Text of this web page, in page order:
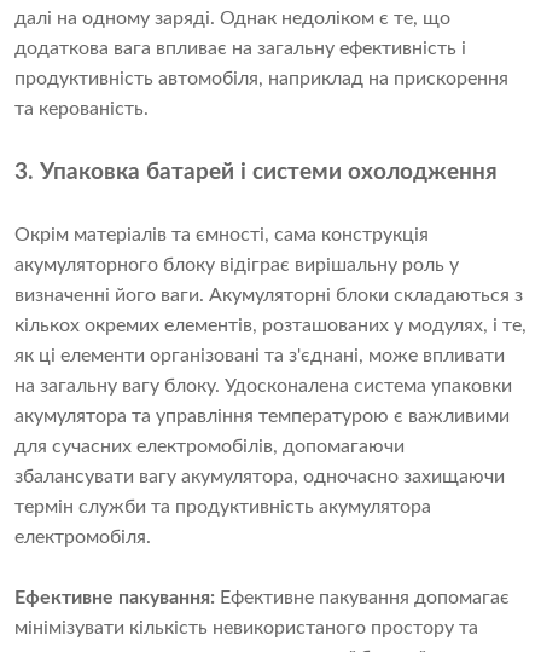
далі на одному заряді. Однак недоліком є ​​те, що
додаткова вага впливає на загальну ефективність і
продуктивність автомобіля, наприклад на прискорення
та керованість.
3. Упаковка батарей і системи охолодження
Окрім матеріалів та ємності, сама конструкція
акумуляторного блоку відіграє вирішальну роль у
визначенні його ваги. Акумуляторні блоки складаються з
кількох окремих елементів, розташованих у модулях, і те,
як ці елементи організовані та з'єднані, може впливати
на загальну вагу блоку. Удосконалена система упаковки
акумулятора та управління температурою є важливими
для сучасних електромобілів, допомагаючи
збалансувати вагу акумулятора, одночасно захищаючи
термін служби та продуктивність акумулятора
електромобіля.
Ефективне пакування: Ефективне пакування допомагає
мінімізувати кількість невикористаного простору та